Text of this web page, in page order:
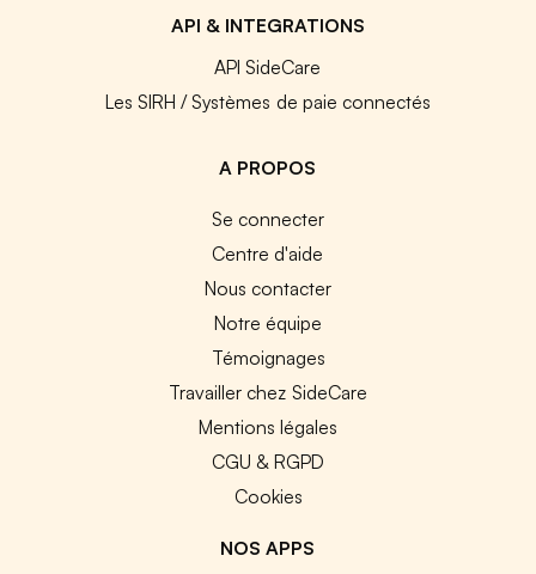
API & INTEGRATIONS
API SideCare
Les SIRH / Systèmes de paie connectés
A PROPOS
Se connecter
Centre d'aide
Nous contacter
Notre équipe
Témoignages
Travailler chez SideCare
Mentions légales
CGU & RGPD
Cookies
NOS APPS